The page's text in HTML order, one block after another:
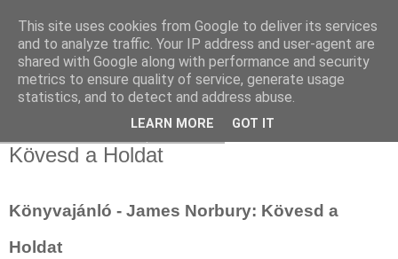
Kövesd a Holdat
Könyvajánló - James Norbury: Kövesd a
Holdat
This site uses cookies from Google to deliver its services
and to analyze traffic. Your IP address and user-agent are
shared with Google along with performance and security
metrics to ensure quality of service, generate usage
statistics, and to detect and address abuse.
LEARN MORE GOT IT